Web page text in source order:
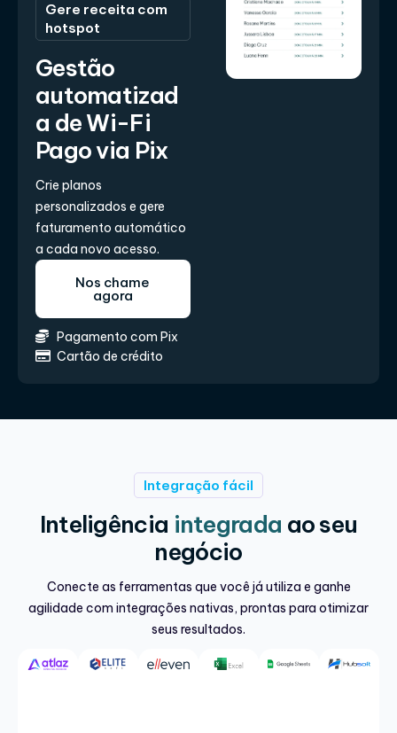
Gere receita com
hotspot
Gestão
automatizad
a de Wi-Fi
Pago via Pix
Crie planos
personalizados e gere
faturamento automático
a cada novo acesso.
Nos chame
agora
Pagamento com Pix
Cartão de crédito
Integração fácil
Inteligência integrada ao seu
negócio
Conecte as ferramentas que você já utiliza e ganhe
agilidade com integrações nativas, prontas para otimizar
seus resultados.